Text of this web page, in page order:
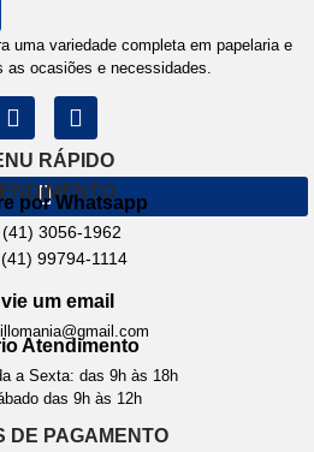
uma variedade completa em papelaria e
ocasiões e necessidades.
RÁPIDO
por Whatsapp
(41) 3056-1962
(41) 99794-1114
um email
Atendimento
a Sexta: das 9h às 18h
das 9h às 12h
DE PAGAMENTO